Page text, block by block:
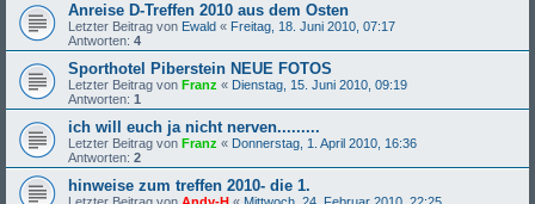
Anreise D-Treffen 2010 aus dem Osten
Letzter Beitrag von Ewald « Freitag, 18. Juni 2010, 07:17
Antworten: 4
Sporthotel Piberstein NEUE FOTOS
Letzter Beitrag von Franz « Dienstag, 15. Juni 2010, 09:19
Antworten: 1
ich will euch ja nicht nerven.........
Letzter Beitrag von Franz « Donnerstag, 1. April 2010, 16:36
Antworten: 2
hinweise zum treffen 2010- die 1.